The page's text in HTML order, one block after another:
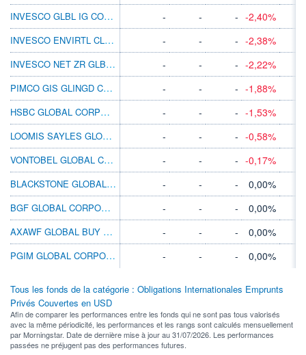
INVESCO GLBL IG CORP BD C USD QD
- - - -2,40%
INVESCO ENVIRTL CLMTOPPORTSBD C USD ACC
- - - -2,38%
INVESCO NET ZR GLB IG CORP BD C ACC USD
- - - -2,22%
PIMCO GIS GLINGD CRDT T USD ACC
- - - -1,88%
HSBC GLOBAL CORPORATE BOND ETF BCH
- - - -1,53%
LOOMIS SAYLES GLOBAL CREDIT H-S/D USD
- - - -0,58%
VONTOBEL GLOBAL CORP BD C USD
- - - -0,17%
BLACKSTONE GLOBAL IG CRP BD USD O ACC
- - - 0,00%
BGF GLOBAL CORPORATE BOND A6 HKD HEDGED
- - - 0,00%
AXAWF GLOBAL BUY & MNTN CRDT A CAP USD
- - - 0,00%
PGIM GLOBAL CORPORATE BOND USD I INC
- - - 0,00%
Tous les fonds de la catégorie : Obligations Internationales Emprunts
Privés Couvertes en USD
Afin de comparer les performances entre les fonds qui ne sont pas tous valorisés
avec la même périodicité, les performances et les rangs sont calculés mensuellement
par Morningstar. Date de dernière mise à jour au 31/07/2026. Les performances
passées ne préjugent pas des performances futures.